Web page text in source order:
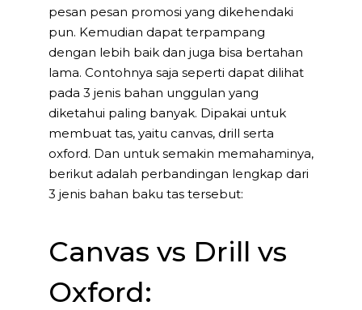
pesan pesan promosi yang dikehendaki
pun. Kemudian dapat terpampang
dengan lebih baik dan juga bisa bertahan
lama. Contohnya saja seperti dapat dilihat
pada 3 jenis bahan unggulan yang
diketahui paling banyak. Dipakai untuk
membuat tas, yaitu canvas, drill serta
oxford. Dan untuk semakin memahaminya,
berikut adalah perbandingan lengkap dari
3 jenis bahan baku tas tersebut:
Canvas vs Drill vs
Oxford: